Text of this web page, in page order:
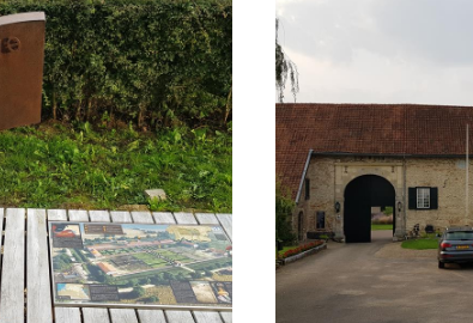
in Heerlen.
eines Online-Übersetzungsdienstes